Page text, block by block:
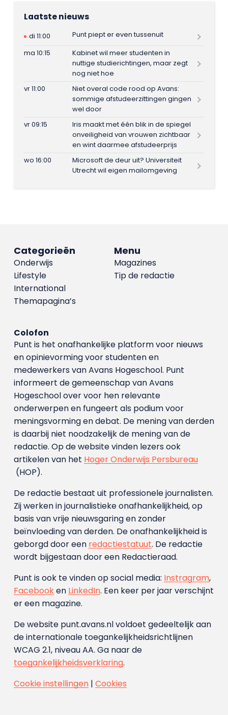
Laatste nieuws
di 11:00
Punt piept er even tussenuit
ma 10:15
Kabinet wil meer studenten in
nuttige studierichtingen, maar zegt
nog niet hoe
vr 11:00
Niet overal code rood op Avans:
sommige afstudeerzittingen gingen
wel door
vr 09:15
Iris maakt met één blik in de spiegel
onveiligheid van vrouwen zichtbaar
en wint daarmee afstudeerprijs
wo 16:00
Microsoft de deur uit? Universiteit
Utrecht wil eigen mailomgeving
Menu
Magazines
Tip de redactie
Categorieën
Onderwijs
Lifestyle
International
Themapagina’s
Colofon
Punt is het onafhankelijke platform voor nieuws
en opinievorming voor studenten en
medewerkers van Avans Hoge­school. Punt
informeert de gemeenschap van Avans
Hogeschool over voor hen relevante
onderwerpen en fungeert als podium voor
meningsvorming en debat. De mening van derden
is daarbij niet noodzakelijk de mening van de
redactie. Op de website vinden lezers ook
artikelen van het Hoger Onderwijs Persbureau
(HOP).
De redactie bestaat uit professionele journalisten.
Zij werken in journalistieke onafhankelijkheid, op
basis van vrije nieuwsgaring en zonder
beïnvloeding van derden. De onafhankelijkheid is
geborgd door een redactiestatuut. De redactie
wordt bijgestaan door een Redactieraad.
Punt is ook te vinden op social media: Instragram,
Facebooken LinkedIn. Een keer per jaar verschijnt
er een magazine.
De website punt.avans.nl voldoet gedeeltelijk aan
de internationale toegankelijkheidsrichtlijnen
WCAG 2.1, niveau AA. Ga naar de
toegankelijkheidsverklaring.
Cookie instellingen| Cookies